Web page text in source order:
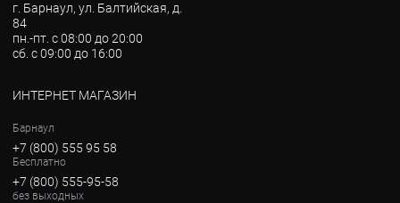
г. Барнаул, ул. Балтийская, д.
84
пн.-пт. с 08:00 до 20:00
сб. с 09:00 до 16:00
ИНТЕРНЕТ МАГАЗИН
Барнаул
+7 (800) 555 95 58
Бесплатно
+7 (800) 555-95-58
без выходных